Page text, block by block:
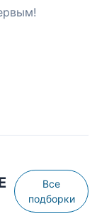
Все
подборки